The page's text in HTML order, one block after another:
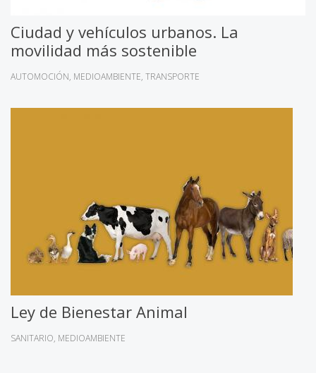
Ciudad y vehículos urbanos. La
movilidad más sostenible
AUTOMOCIÓN MEDIOAMBIENTE TRANSPORTE
Ley de Bienestar Animal
SANITARIO MEDIOAMBIENTE